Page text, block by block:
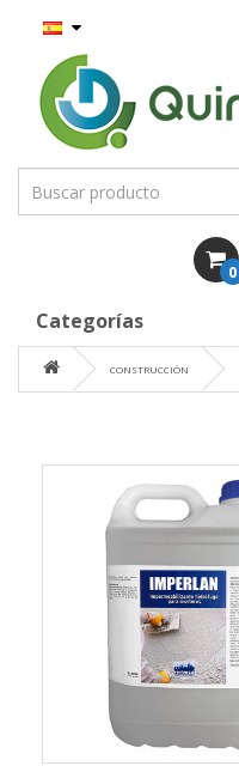
0
Categorías
CONSTRUCCIÓN